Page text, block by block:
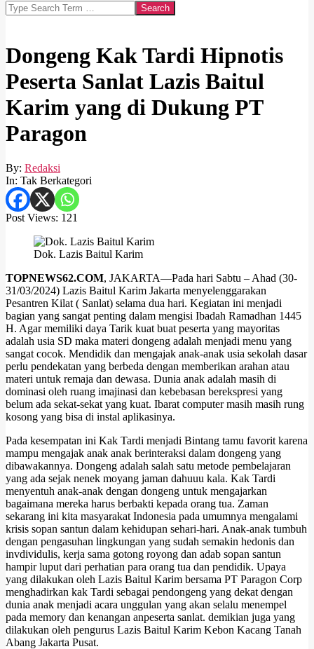
Search
Dongeng Kak Tardi Hipnotis
Peserta Sanlat Lazis Baitul
Karim yang di Dukung PT
Paragon
By: Redaksi
In: Tak Berkategori
Post Views: 121
Dok. Lazis Baitul Karim
TOPNEWS62.COM, JAKARTA—Pada hari Sabtu – Ahad (30-
31/03/2024) Lazis Baitul Karim Jakarta menyelenggarakan
Pesantren Kilat ( Sanlat) selama dua hari. Kegiatan ini menjadi
bagian yang sangat penting dalam mengisi Ibadah Ramadhan 1445
H. Agar memiliki daya Tarik kuat buat peserta yang mayoritas
adalah usia SD maka materi dongeng adalah menjadi menu yang
sangat cocok. Mendidik dan mengajak anak-anak usia sekolah dasar
perlu pendekatan yang berbeda dengan memberikan arahan atau
materi untuk remaja dan dewasa. Dunia anak adalah masih di
dominasi oleh ruang imajinasi dan kebebasan berekspresi yang
belum ada sekat-sekat yang kuat. Ibarat computer masih masih rung
kosong yang bisa di instal aplikasinya.
Pada kesempatan ini Kak Tardi menjadi Bintang tamu favorit karena
mampu mengajak anak anak berinteraksi dalam dongeng yang
dibawakannya. Dongeng adalah salah satu metode pembelajaran
yang ada sejak nenek moyang jaman dahuuu kala. Kak Tardi
menyentuh anak-anak dengan dongeng untuk mengajarkan
bagaimana mereka harus berbakti kepada orang tua. Zaman
sekarang ini kita masyarakat Indonesia pada umumnya mengalami
krisis sopan santun dalam kehidupan sehari-hari. Anak-anak tumbuh
dengan pengasuhan lingkungan yang sudah semakin hedonis dan
invdividulis, kerja sama gotong royong dan adab sopan santun
hampir luput dari perhatian para orang tua dan pendidik. Upaya
yang dilakukan oleh Lazis Baitul Karim bersama PT Paragon Corp
menghadirkan kak Tardi sebagai pendongeng yang dekat dengan
dunia anak menjadi acara unggulan yang akan selalu menempel
pada memory dan kenangan anpeserta sanlat. demikian juga yang
dilakukan oleh pengurus Lazis Baitul Karim Kebon Kacang Tanah
Abang Jakarta Pusat.